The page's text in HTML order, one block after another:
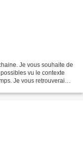
Je vous souhaite de
vu le contexte
Je vous retrouverai